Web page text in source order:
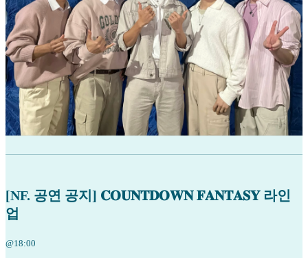
[NF. 공연 공지] 𝐂𝐎𝐔𝐍𝐓𝐃𝐎𝐖𝐍 𝐅𝐀𝐍𝐓𝐀𝐒𝐘 라인
업
@18:00